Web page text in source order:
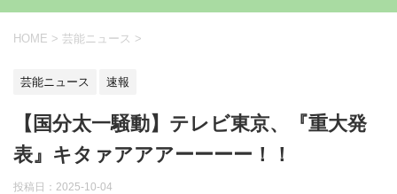
HOME > 芸能ニュース >
芸能ニュース 速報
【国分太一騒動】テレビ東京、『重大発
表』キタァアアアーーーー！！
投稿日： 2025-10-04